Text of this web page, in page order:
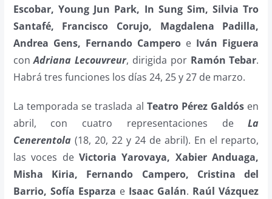
Escobar, Young Jun Park, In Sung Sim, Silvia Tro
Santafé, Francisco Corujo, Magdalena Padilla,
Andrea Gens, Fernando Campero e Iván Figuera
conAdriana Lecouvreur, dirigida por Ramón Tebar.
Habrá tres funciones los días 24, 25 y 27 de marzo.
La temporada se traslada al Teatro Pérez Galdós en
abril, con cuatro representaciones deLa
Cenerentola(18, 20, 22 y 24 de abril). En el reparto,
las voces de Victoria Yarovaya, Xabier Anduaga,
Misha Kiria, Fernando Campero, Cristina del
Barrio, Sofía Esparza e Isaac Galán. Raúl Vázquez